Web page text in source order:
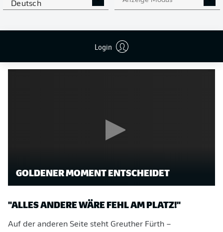
Deutsch
Login
Ratgeber wäre, nur defensiv zu agieren." Statt den
sehr klare Idee" und will mutig bleiben: "Wir werden
absolut bestrebt sein, möglichst schnell auch selbst in
GOLDENER MOMENT ENTSCHEIDET
"ALLES ANDERE WÄRE FEHL AM PLATZ!"
Auf der anderen Seite steht Greuther Fürth –